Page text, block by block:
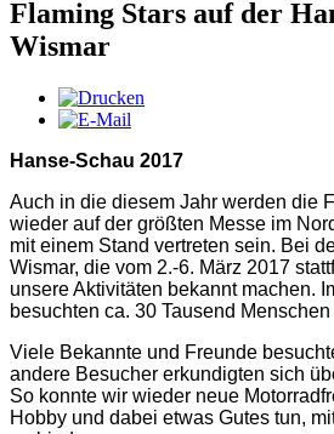
Flaming Stars auf der
Wismar
Hanse-Schau 2017
Auch in die diesem Jahr werden die
wieder auf der größten Messe im
mit einem Stand vertreten sein. Bei
Wismar, die vom 2.-6. März 2017
unsere Aktivitäten bekannt machen.
besuchten ca. 30 Tausend
Viele Bekannte und Freunde
andere Besucher erkundigten sich
So konnte wir wieder neue
Hobby und dabei etwas Gutes tun,